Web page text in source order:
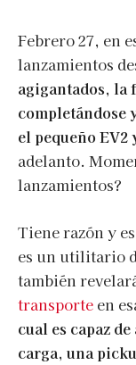
Febrero 27, en
lanzamientos
agigantados, la
completándose
el pequeño EV2
adelanto.
lanzamientos?
Tiene razón y
es un utilitario
también
transporte en
cual es capaz
carga, una